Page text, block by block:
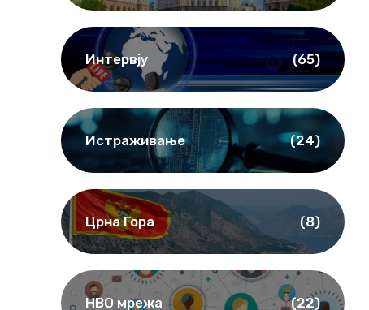
Интервју (65)
Истраживање (24)
Црна Гора (8)
НВО мрежа (22)